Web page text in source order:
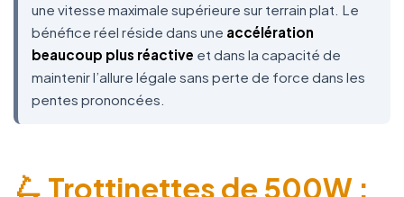
une vitesse maximale supérieure sur terrain plat. Le
bénéfice réel réside dans une accélération
beaucoup plus réactive et dans la capacité de
maintenir l’allure légale sans perte de force dans les
pentes prononcées.
🛴 Trottinettes de 500W :